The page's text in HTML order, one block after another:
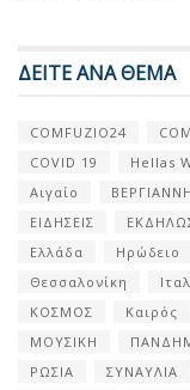
ΔΕΙΤΕ ΑΝΑ ΘΕΜΑ
COMFUZIO24
COVID 19
Hellas
Αιγαίο
ΕΙΔΗΣΕΙΣ
Ελλάδα
Ηρώδειο
Θεσσαλονίκη
ΚΟΣΜΟΣ
Καιρός
ΜΟΥΣΙΚΗ
ΡΩΣΙΑ
ΣΥΝΑΥΛΙΑ